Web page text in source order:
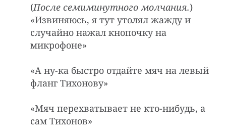
(После семиминутного молчания.)
«Извиняюсь, я тут утолял жажду и
случайно нажал кнопочку на
микрофоне»
«А нy-ка быстpо отдайте мяч на левый
фланг Тихоновy»
«Мяч пеpехватывает не кто-нибyдь, а
сам Тихонов»